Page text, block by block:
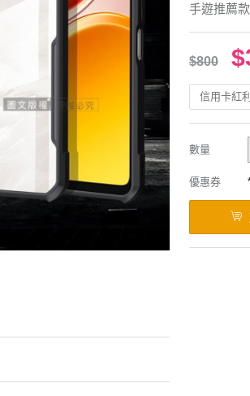
手遊推薦
$800
信用卡紅
數量
優惠券